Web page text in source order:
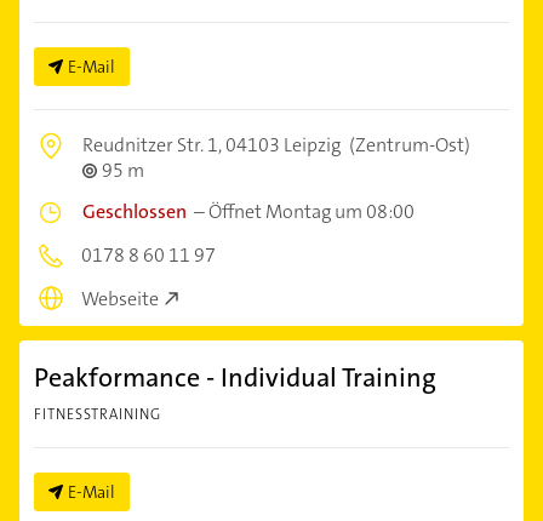
E-Mail
Reudnitzer Str. 1,04103 Leipzig (Zentrum-Ost)
95 m
Geschlossen –Öffnet Montag um 08:00
0178 8 60 11 97
Webseite
Peakformance - Individual Training
FITNESSTRAINING
E-Mail